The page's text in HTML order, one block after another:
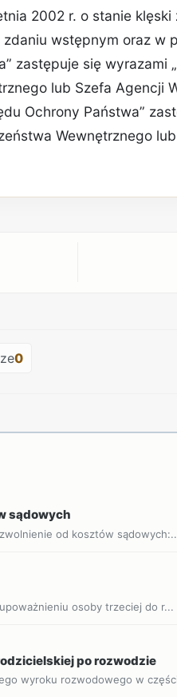
2002 r. o stanie klęski
wstępnym oraz w
zastępuje się wyrazami
lub Szefa Agencji
Ochrony Państwa”
Wewnętrznego
0
sądowych
od kosztów
osoby trzeciej do r...
po rozwodzie
wyroku rozwodowego w